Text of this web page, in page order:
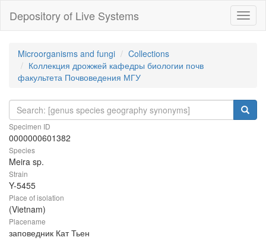
Depository of Live Systems
Microorganisms and fungi
Collections
Коллекция дрожжей кафедры биологии почв
факультета Почвоведения МГУ
Specimen ID
0000000601382
Species
Meira sp.
Strain
Y-5455
Place of isolation
(Vietnam)
Placename
заповедник Кат Тьен